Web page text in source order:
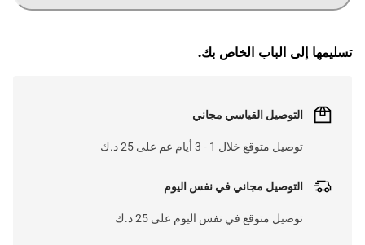
تسليمها إلى الباب الخاص بك.
التوصيل القياسي مجاني
توصيل متوقع خلال 1 - 3 أيام عم على 25 د.ك
التوصيل مجاني في نفس اليوم
توصيل متوقع في نفس اليوم على 25 د.ك